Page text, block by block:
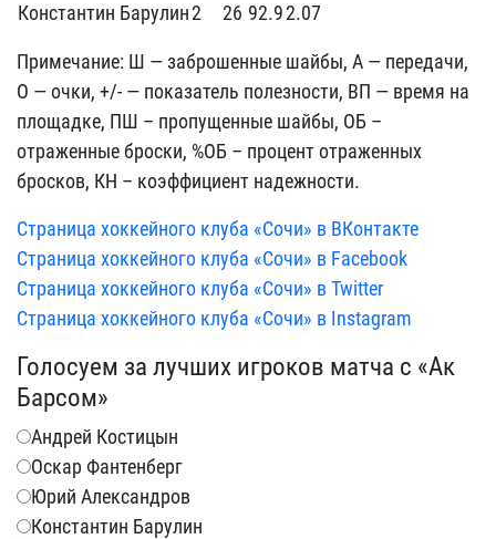
Константин Барулин2 26 92.92.07
Примечание: Ш — заброшенные шайбы, А — передачи,
О — очки, +/- — показатель полезности, ВП — время на
площадке, ПШ – пропущенные шайбы, ОБ –
отраженные броски, %ОБ – процент отраженных
бросков, КН – коэффициент надежности.
Страница хоккейного клуба «Сочи» в ВКонтакте
Страница хоккейного клуба «Сочи» в Facebook
Страница хоккейного клуба «Сочи» в Twitter
Страница хоккейного клуба «Сочи» в Instagram
Голосуем за лучших игроков матча с «Ак
Барсом»
Андрей Костицын
Оскар Фантенберг
Юрий Александров
Константин Барулин